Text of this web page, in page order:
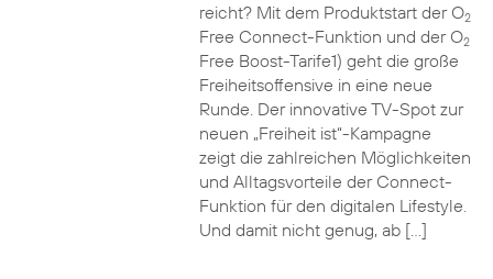
reicht? Mit dem Produktstart der O2
Free Connect-Funktion und der O2
Free Boost-Tarife1) geht die große
Freiheitsoffensive in eine neue
Runde. Der innovative TV-Spot zur
neuen „Freiheit ist“-Kampagne
zeigt die zahlreichen Möglichkeiten
und Alltagsvorteile der Connect-
Funktion für den digitalen Lifestyle.
Und damit nicht genug, ab […]